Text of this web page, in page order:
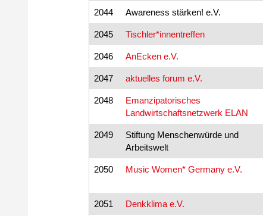
2044 Awareness stärken! e.V.
2045 Tischler*innentreffen
2046 AnEcken e.V.
2047 aktuelles forum e.V.
2048
Emanzipatorisches
Landwirtschaftsnetzwerk ELAN
2049
Stiftung Menschenwürde und
Arbeitswelt
2050 Music Women* Germany e.V.
2051 Denkklima e.V.